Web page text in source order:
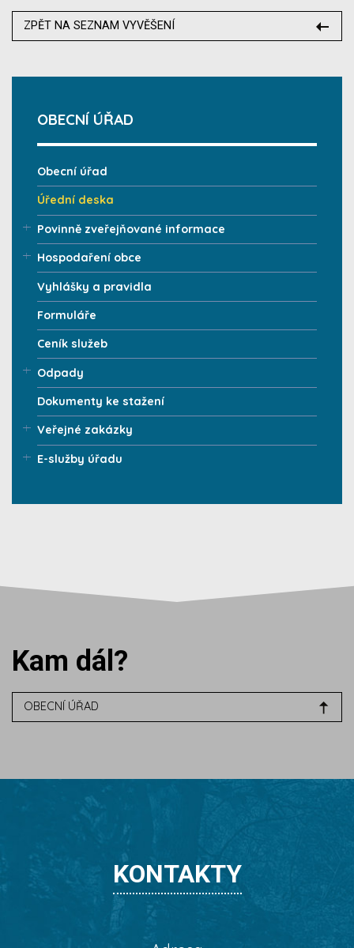
ZPĚT NA SEZNAM VYVĚŠENÍ
OBECNÍ ÚŘAD
Obecní úřad
Úřední deska
Povinně zveřejňované informace
Hospodaření obce
Vyhlášky a pravidla
Formuláře
Ceník služeb
Odpady
Dokumenty ke stažení
Veřejné zakázky
E-služby úřadu
Kam dál?
OBECNÍ ÚŘAD
KONTAKTY